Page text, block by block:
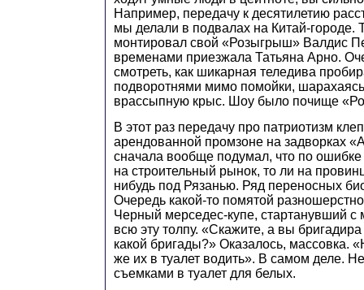
Например, передачу к десятилетию
мы делали в подвалах на Китай-городе.
монтировал свой «Розыгрыш» Валдис
временами приезжала Татьяна Арно.
смотреть, как шикарная теледива
подворотнями мимо помойки,
врассыпную крыс. Шоу было почище
В этот раз передачу про патриотизм
арендованной промзоне на задворках
сначала вообще подумал, что по
на строительный рынок, то ли на
нибудь под Рязанью. Ряд переносных
Очередь какой-то помятой
Черный мерседес-купе, стартанувший с
всю эту толпу. «Скажите, а вы
какой бригады?» Оказалось, массовка.
же их в туалет водить». В самом деле.
съемками в туалет для белых.